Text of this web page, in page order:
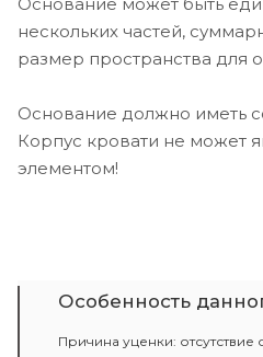
нескольких частей,
размер пространства для
Основание должно иметь
Корпус кровати не может
элементом!
Особенность
Причина уценки: